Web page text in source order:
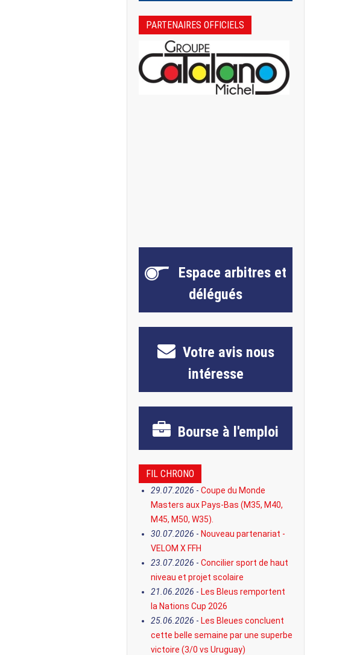
PARTENAIRES OFFICIELS
Espace arbitres et
délégués
Votre avis nous
intéresse
Bourse à l'emploi
FIL CHRONO
29.07.2026 - Coupe du Monde
Masters aux Pays-Bas (M35, M40,
M45, M50, W35).
30.07.2026 - Nouveau partenariat -
VELOM X FFH
23.07.2026 - Concilier sport de haut
niveau et projet scolaire
21.06.2026 - Les Bleus remportent
la Nations Cup 2026
25.06.2026 - Les Bleues concluent
cette belle semaine par une superbe
victoire (3/0 vs Uruguay)